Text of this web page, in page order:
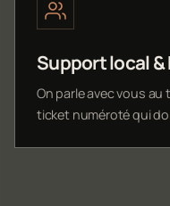
Support local
On parle avec vous
ticket numéroté qui